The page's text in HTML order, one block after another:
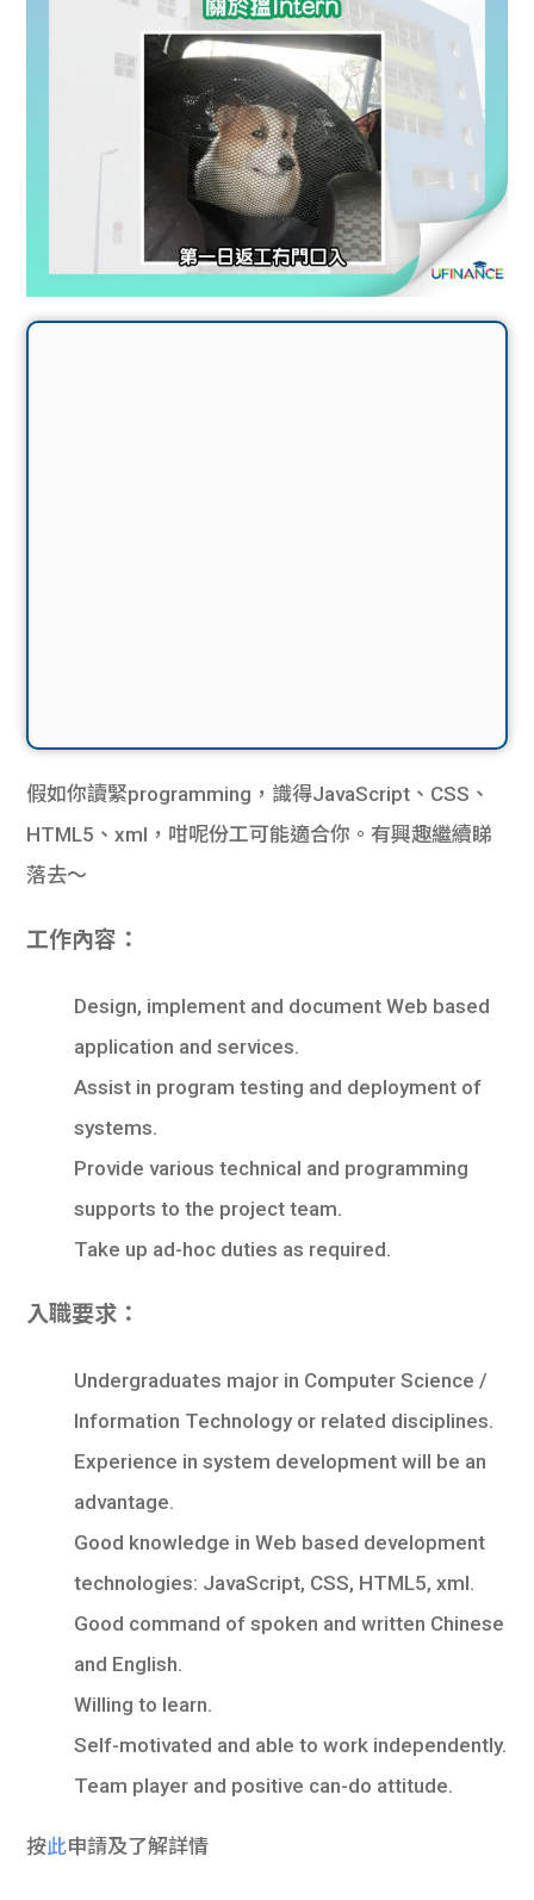
假如你讀緊programming，識得JavaScript、CSS、
HTML5、xml，咁呢份工可能適合你。有興趣繼續睇
落去～
工作內容：
Design, implement and document Web based
application and services.
Assist in program testing and deployment of
systems.
Provide various technical and programming
supports to the project team.
Take up ad-hoc duties as required.
入職要求：
Undergraduates major in Computer Science /
Information Technology or related disciplines.
Experience in system development will be an
advantage.
Good knowledge in Web based development
technologies: JavaScript, CSS, HTML5, xml.
Good command of spoken and written Chinese
and English.
Willing to learn.
Self-motivated and able to work independently.
Team player and positive can-do attitude.
按此申請及了解詳情